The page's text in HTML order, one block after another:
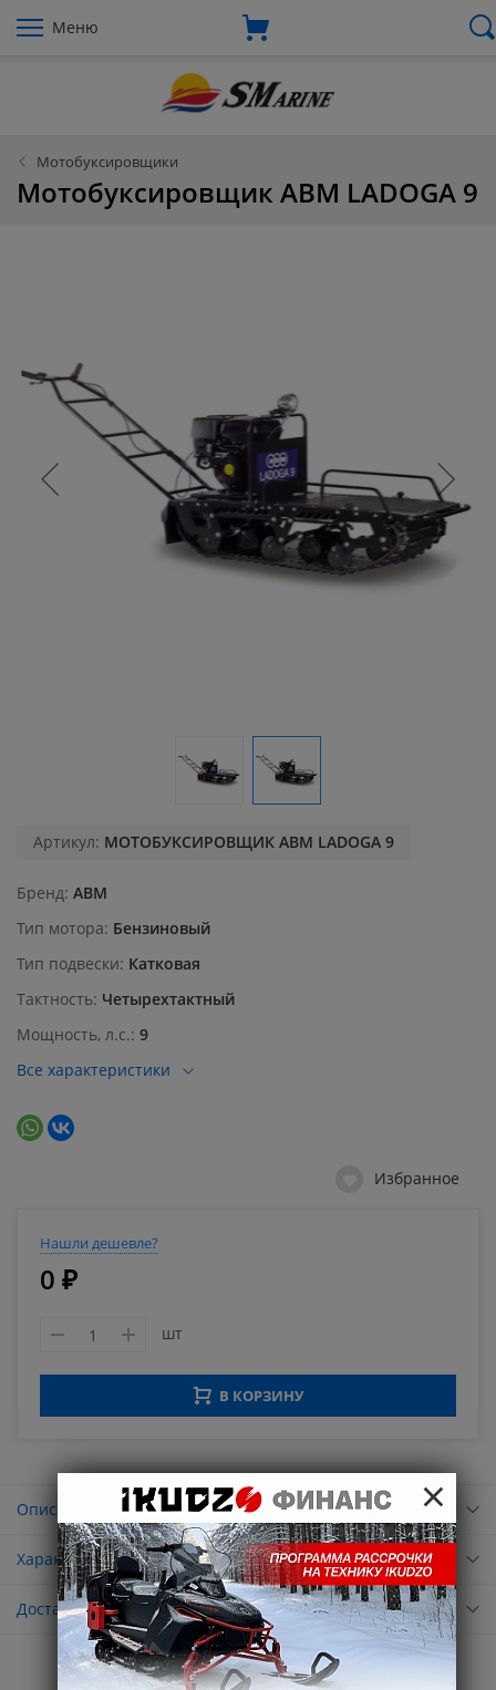
Меню
Мотобуксировщики
Мотобуксировщик АВМ LADOGA 9
Артикул: МОТОБУКСИРОВЩИК АВМ LADOGA 9
Бренд ABM
Тип мотора Бензиновый
Тип подвески Катковая
Тактность Четырехтактный
Мощность, л.с. 9
Все характеристики
Избранное
Нашли дешевле?
0 ₽
шт
В КОРЗИНУ
Описание
Характеристики
Доставка
×